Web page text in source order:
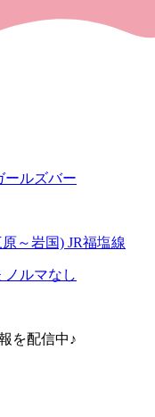
ールズバー
～岩国) JR福塩線
ノルマなし
を配信中♪